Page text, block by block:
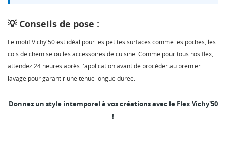
💡 Conseils de pose :
Le motif Vichy'50 est idéal pour les petites surfaces comme les poches, les
cols de chemise ou les accessoires de cuisine. Comme pour tous nos flex,
attendez 24 heures après l'application avant de procéder au premier
lavage pour garantir une tenue longue durée.
Donnez un style intemporel à vos créations avec le Flex Vichy'50
!